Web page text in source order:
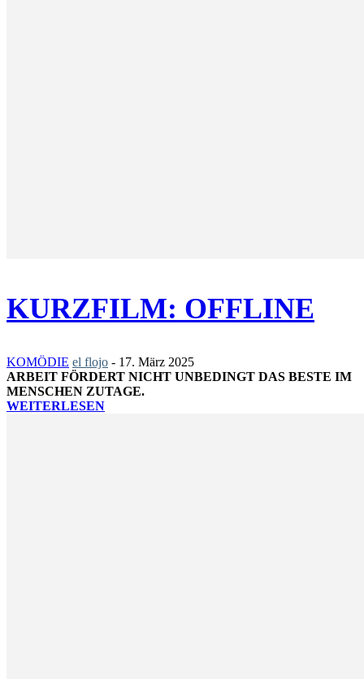
KURZFILM: OFFLINE
KOMÖDIE el flojo - 17. März 2025
ARBEIT FÖRDERT NICHT UNBEDINGT DAS BESTE IM
MENSCHEN ZUTAGE.
WEITERLESEN